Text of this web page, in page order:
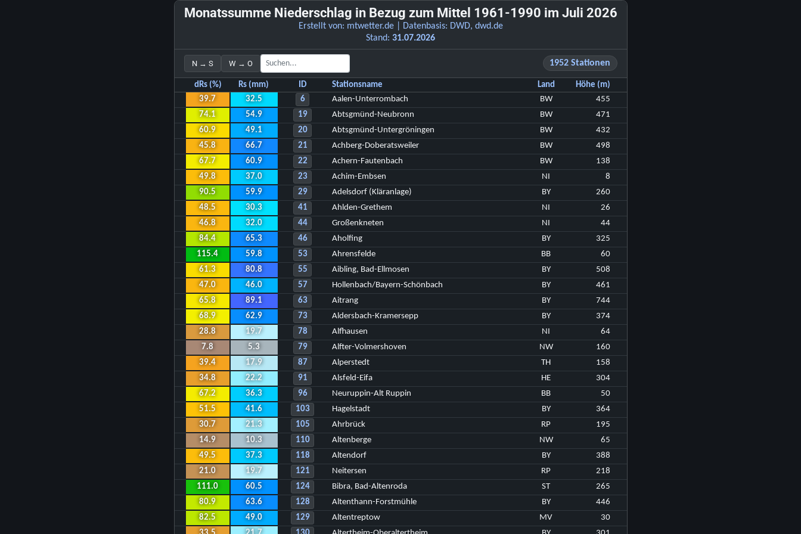
Monatssumme Niederschlag in Bezug zum Mittel 1961-1990 im Juli 2026
Erstellt von: mtwetter.de| Datenbasis: DWD, dwd.de
Stand: 31.07.2026
N → S W → O 1952 Stationen
dRs (%) Rs (mm) ID Stationsname Land
Höhe (m)
39.7
32.5 6 Aalen-Unterrombach BW
455
74.1
54.9 19 Abtsgmünd-Neubronn BW
471
60.9
49.1 20 Abtsgmünd-Untergröningen BW
432
45.8
66.7 21 Achberg-Doberatsweiler BW
498
67.7
60.9 22 Achern-Fautenbach BW
138
49.8
37.0 23 Achim-Embsen NI
8
90.5
59.9 29 Adelsdorf (Kläranlage) BY
260
48.5
30.3 41 Ahlden-Grethem NI
26
46.8
32.0 44 Großenkneten NI
44
84.4
65.3 46 Aholfing BY
325
115.4
59.8 53 Ahrensfelde BB
60
61.3
80.8 55 Aibling, Bad-Ellmosen BY
508
47.0
46.0 57 Hollenbach/Bayern-Schönbach BY
461
65.8
89.1 63 Aitrang BY
744
68.9
62.9 73 Aldersbach-Kramersepp BY
374
28.8
19.7 78 Alfhausen NI
64
7.8
5.3 79 Alfter-Volmershoven NW
160
39.4
17.9 87 Alperstedt TH
158
34.8
22.2 91 Alsfeld-Eifa HE
304
67.2
36.3 96 Neuruppin-Alt Ruppin BB
50
51.5
41.6 103 Hagelstadt BY
364
30.7
21.3 105 Ahrbrück RP
195
14.9
10.3 110 Altenberge NW
65
49.5
37.3 118 Altendorf BY
388
21.0
19.7 121 Neitersen RP
218
111.0
60.5 124 Bibra, Bad-Altenroda ST
265
80.9
63.6 128 Altenthann-Forstmühle BY
446
82.5
49.0 129 Altentreptow MV
30